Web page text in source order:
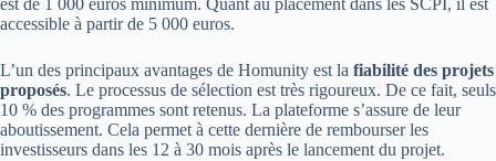
est de 1 000 euros minimum. Quant au placement dans les SCPI, il est
accessible à partir de 5 000 euros.
L’un des principaux avantages de Homunity est la fiabilité des projets
proposés. Le processus de sélection est très rigoureux. De ce fait, seuls
10 % des programmes sont retenus. La plateforme s’assure de leur
aboutissement. Cela permet à cette dernière de rembourser les
investisseurs dans les 12 à 30 mois après le lancement du projet.